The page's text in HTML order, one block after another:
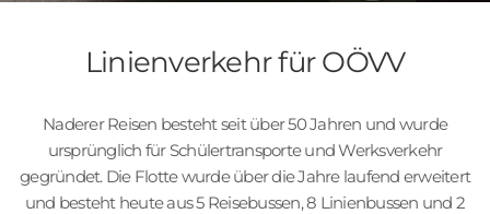
g
a
Linienverkehr für OÖVV
Naderer Reisen besteht seit über 50 Jahren und wurde
ursprünglich für Schülertransporte und Werksverkehr
gegründet. Die Flotte wurde über die Jahre laufend erweitert
und besteht heute aus 5 Reisebussen, 8 Linienbussen und 2